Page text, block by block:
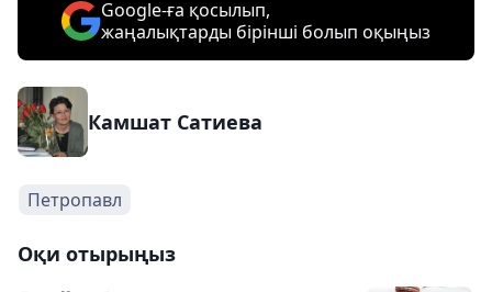
Google-ға қосылып,
жаңалықтарды бірінші болып оқыңыз
Камшат Сатиева
Петропавл
Оқи отырыңыз